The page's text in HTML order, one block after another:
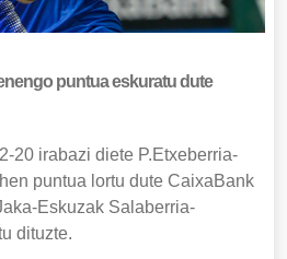
puntua eskuratu dute
20 irabazi diete P.Etxeberria-
puntua lortu dute CaixaBank
Eskuzak Salaberria-
dituzte.